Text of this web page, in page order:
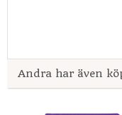
Andra har även